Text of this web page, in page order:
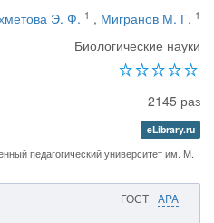
Э. Ф. 1 , Мигранов М. Г. 1
Биологические науки
2145 раз
eLibrary.ru
педагогический университет им. М.
ГОСТ APA